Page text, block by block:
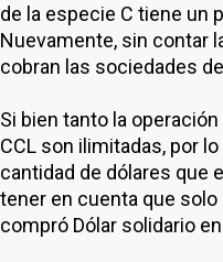
de la especie C tiene un
Nuevamente, sin contar
cobran las sociedades
Si bien tanto la
CCL son ilimitadas, por
cantidad de dólares que
tener en cuenta que
compró Dólar solidario